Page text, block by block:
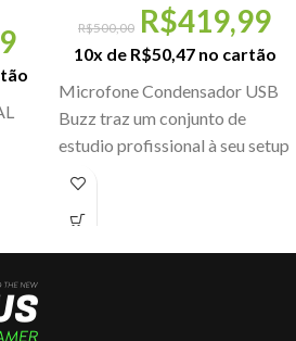
R$500,00 R$419,99
10x de R$50,47 no cartão
Microfone Condensador USB
Buzz traz um conjunto de
estudio profissional à seu setup
e possibilita a qualquer pessoa